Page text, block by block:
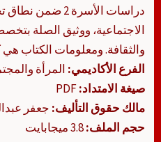
دراسات الأسرة
الاجتماعية، ووثيق الصلة
والثقافة. ومعلومات الكتاب هي
الفرع الأكاديمي: المرأة
صيغة الامتداد:
مالك حقوق التأليف: جعفر
حجم الملف: